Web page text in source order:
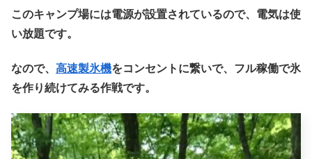
このキャンプ場には電源が設置されているので、電気は使
い放題です。
なので、 高速製氷機をコンセントに繋いで、フル稼働で氷
を作り続けてみる作戦です。